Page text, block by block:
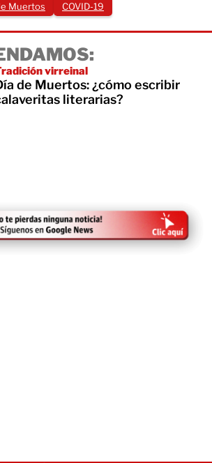
Muertos COVID-19
virreinal
de Muertos: ¿cómo escribir
literarias?